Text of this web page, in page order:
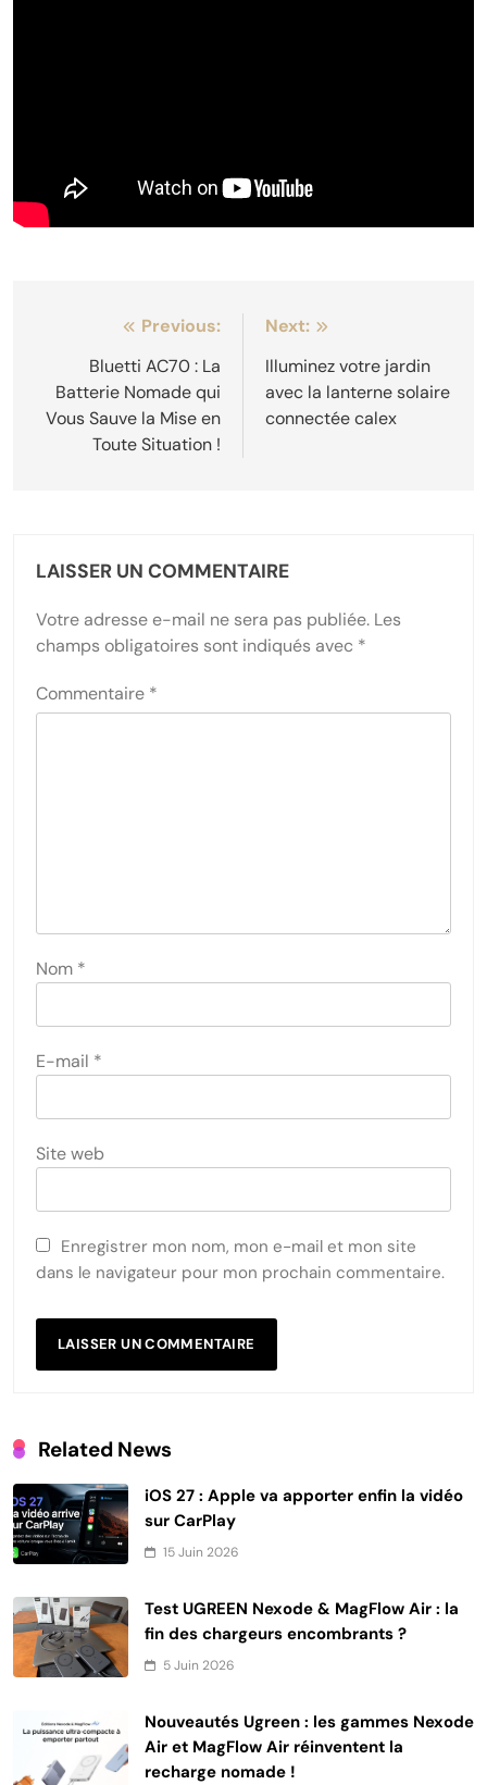
Navigation
l’article
Previous:
Bluetti AC70 : La
Batterie Nomade qui
Vous Sauve la Mise en
Toute Situation !
Next:
Illuminez votre jardin
avec la lanterne solaire
connectée calex
LAISSER UN COMMENTAIRE
Votre adresse e-mail ne sera pas publiée. Les
champs obligatoires sont indiqués avec *
Commentaire *
Nom *
E-mail *
Site web
Enregistrer mon nom, mon e-mail et mon site
dans le navigateur pour mon prochain commentaire.
Related News
iOS 27 : Apple va apporter enfin la vidéo
sur CarPlay
15 Juin 2026
Test UGREEN Nexode & MagFlow Air : la
fin des chargeurs encombrants ?
5 Juin 2026
Nouveautés Ugreen : les gammes Nexode
Air et MagFlow Air réinventent la
recharge nomade !